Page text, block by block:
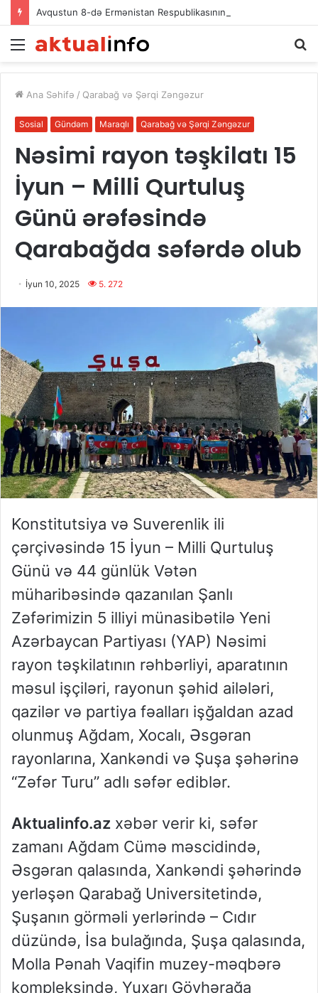
Menu
Ana Səhifə / Qarabağ və Şərqi Zəngəzur
Sosial Gündəm Maraqlı Qarabağ və Şərqi Zəngəzur
Nəsimi rayon təşkilatı 15
İyun – Milli Qurtuluş
Günü ərəfəsində
Qarabağda səfərdə olub
İyun 10, 2025 5. 272
Konstitutsiya və Suverenlik ili
çərçivəsində 15 İyun – Milli Qurtuluş
Günü və 44 günlük Vətən
müharibəsində qazanılan Şanlı
Zəfərimizin 5 illiyi münasibətilə Yeni
Azərbaycan Partiyası (YAP) Nəsimi
rayon təşkilatının rəhbərliyi, aparatının
məsul işçiləri, rayonun şəhid ailələri,
qazilər və partiya fəalları işğaldan azad
olunmuş Ağdam, Xocalı, Əsgəran
rayonlarına, Xankəndi və Şuşa şəhərinə
“Zəfər Turu” adlı səfər ediblər.
Aktualinfo.az xəbər verir ki, səfər
zamanı Ağdam Cümə məscidində,
Əsgəran qalasında, Xankəndi şəhərində
yerləşən Qarabağ Universitetində,
Şuşanın görməli yerlərində – Cıdır
düzündə, İsa bulağında, Şuşa qalasında,
Molla Pənah Vaqifin muzey-məqbərə
kompleksində, Yuxarı Gövhərağa